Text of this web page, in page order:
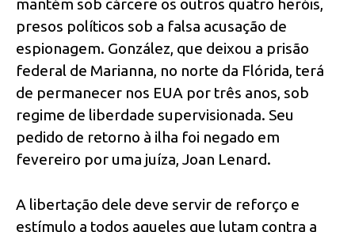
mantém sob cárcere os outros quatro heróis,
presos políticos sob a falsa acusação de
espionagem. González, que deixou a prisão
federal de Marianna, no norte da Flórida, terá
de permanecer nos EUA por três anos, sob
regime de liberdade supervisionada. Seu
pedido de retorno à ilha foi negado em
fevereiro por uma juíza, Joan Lenard.
A libertação dele deve servir de reforço e
estímulo a todos aqueles que lutam contra a